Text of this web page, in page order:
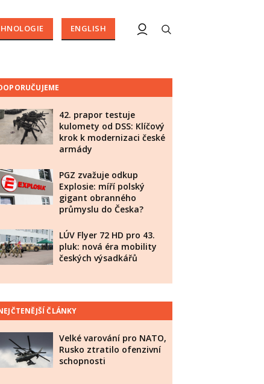
ENGLISH
42. prapor testuje
kulomety od DSS: Klíčový
krok k modernizaci české
armády
PGZ zvažuje odkup
Explosie: míří polský
gigant obranného
průmyslu do Česka?
LÚV Flyer 72 HD pro 43.
pluk: nová éra mobility
českých výsadkářů
ČLÁNKY
Velké varování pro NATO,
Rusko ztratilo ofenzivní
schopnosti